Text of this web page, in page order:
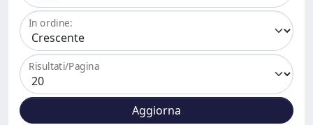
In ordine:
Risultati/Pagina